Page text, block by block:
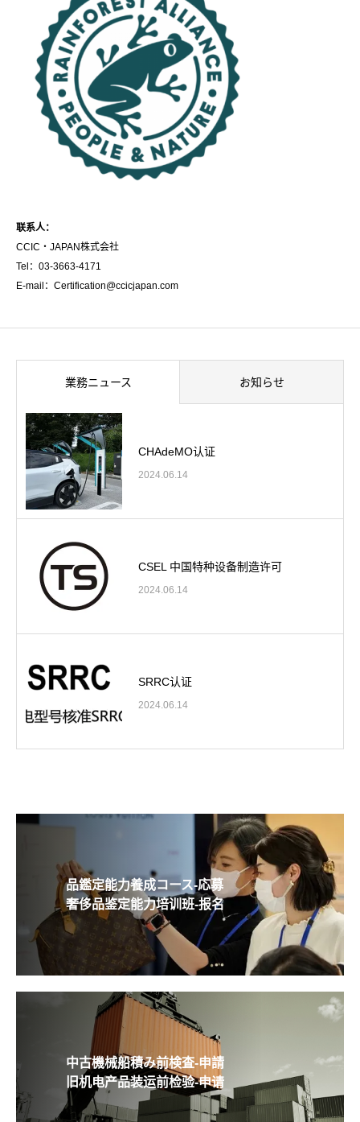
联系人：
CCIC・JAPAN株式会社
Tel：03-3663-4171
E-mail：Certification@ccicjapan.com
業務ニュース お知らせ
CHAdeMO认证
2024.06.14
CSEL 中国特种设备制造许可
2024.06.14
SRRC认证
2024.06.14
品鑑定能力養成コース-応募
奢侈品鉴定能力培训班-报名
中古機械船積み前検査-申請
旧机电产品装运前检验-申请